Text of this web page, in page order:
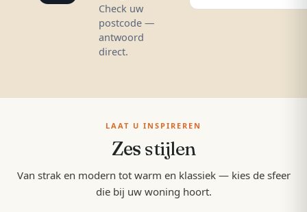
Check uw
postcode —
antwoord
direct.
LAAT U INSPIREREN
Zes stijlen
Van strak en modern tot warm en klassiek — kies de sfeer
die bij uw woning hoort.